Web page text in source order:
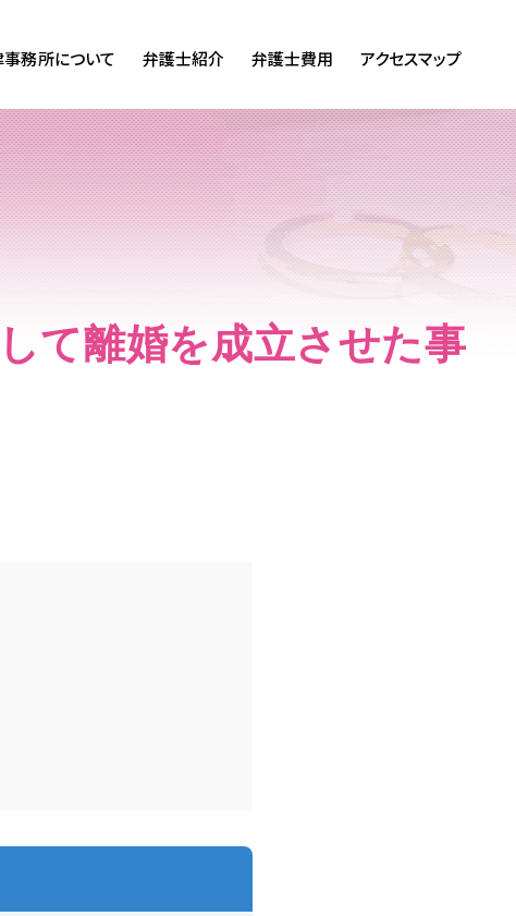
務所について 弁護士紹介 弁護士費用 アクセスマップ
て離婚を成立させた事